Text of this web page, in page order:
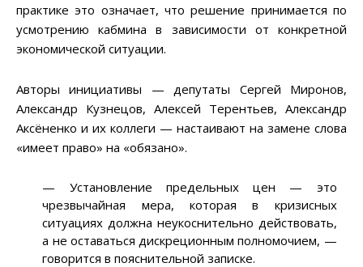
практике это означает, что решение принимается по
усмотрению кабмина в зависимости от конкретной
экономической ситуации.
Авторы инициативы — депутаты Сергей Миронов,
Александр Кузнецов, Алексей Терентьев, Александр
Аксёненко и их коллеги — настаивают на замене слова
«имеет право» на «обязано».
— Установление предельных цен — это
чрезвычайная мера, которая в кризисных
ситуациях должна неукоснительно действовать,
а не оставаться дискреционным полномочием, —
говорится в пояснительной записке.